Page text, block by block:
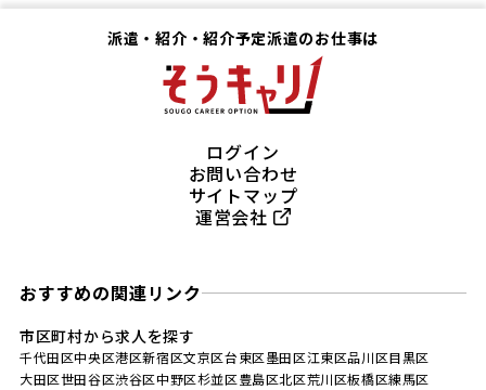
派遣・紹介・紹介予定派遣のお仕事は
ログイン
お問い合わせ
サイトマップ
運営会社
おすすめの関連リンク
市区町村から求人を探す
千代田区中央区港区新宿区文京区台東区墨田区江東区品川区目黒区
大田区世田谷区渋谷区中野区杉並区豊島区北区荒川区板橋区練馬区